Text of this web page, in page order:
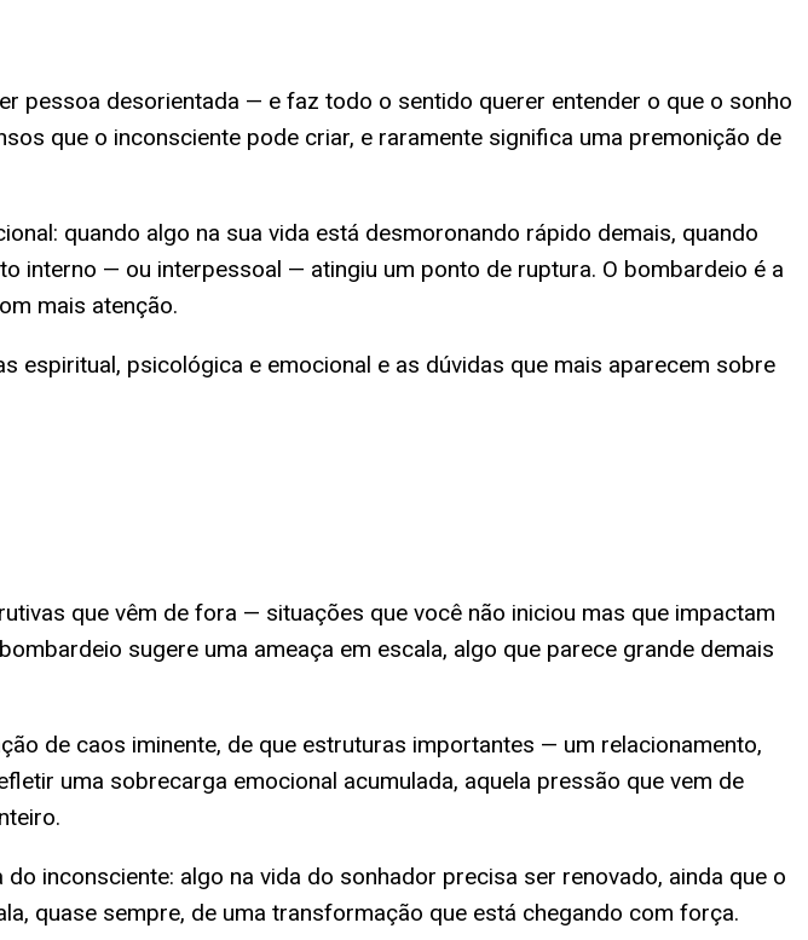
pessoa desorientada — e faz todo o sentido querer entender o que o sonho
que o inconsciente pode criar, e raramente significa uma premonição de
quando algo na sua vida está desmoronando rápido demais, quando
interno — ou interpessoal — atingiu um ponto de ruptura. O bombardeio é a
mais atenção.
espiritual, psicológica e emocional e as dúvidas que mais aparecem sobre
que vêm de fora — situações que você não iniciou mas que impactam
sugere uma ameaça em escala, algo que parece grande demais
de caos iminente, de que estruturas importantes — um relacionamento,
uma sobrecarga emocional acumulada, aquela pressão que vem de
inconsciente: algo na vida do sonhador precisa ser renovado, ainda que o
quase sempre, de uma transformação que está chegando com força.